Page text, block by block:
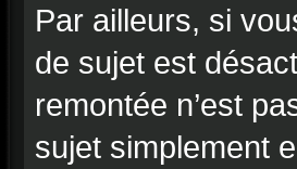
Par ailleurs, si
de sujet est
remontée n’est
sujet simplement